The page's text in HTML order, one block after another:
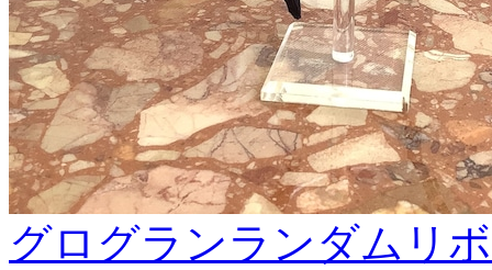
グログランランダムリ